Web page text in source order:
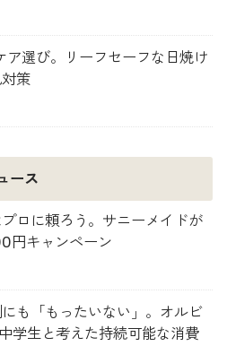
ア選び。リーフセーフな日焼け
策
ース
ロに頼ろう。サニーメイドが
円キャンペーン
も「もったいない」。オルビ
学生と考えた持続可能な消費